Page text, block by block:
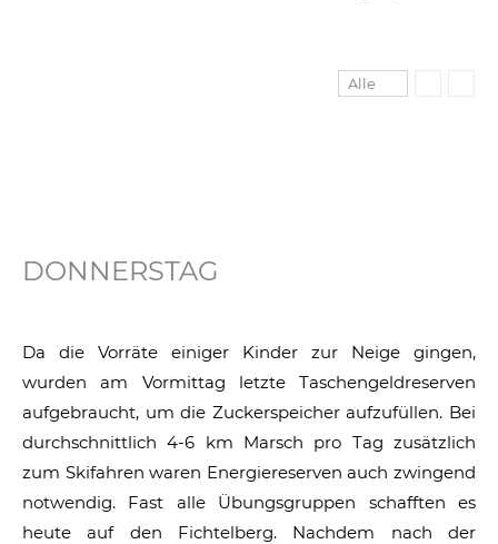
Alle
DONNERSTAG
Da die Vorräte einiger Kinder zur Neige gingen,
wurden am Vormittag letzte Taschengeldreserven
aufgebraucht, um die Zuckerspeicher aufzufüllen. Bei
durchschnittlich 4-6 km Marsch pro Tag zusätzlich
zum Skifahren waren Energiereserven auch zwingend
notwendig. Fast alle Übungsgruppen schafften es
heute auf den Fichtelberg. Nachdem nach der